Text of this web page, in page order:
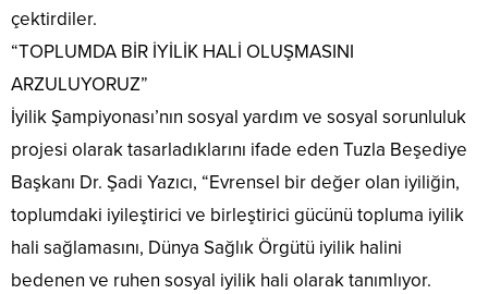
çektirdiler.
“TOPLUMDA BİR İYİLİK HALİ OLUŞMASINI
ARZULUYORUZ”
İyilik Şampiyonası’nın sosyal yardım ve sosyal sorunluluk
projesi olarak tasarladıklarını ifade eden Tuzla Beşediye
Başkanı Dr. Şadi Yazıcı, “Evrensel bir değer olan iyiliğin,
toplumdaki iyileştirici ve birleştirici gücünü topluma iyilik
hali sağlamasını, Dünya Sağlık Örgütü iyilik halini
bedenen ve ruhen sosyal iyilik hali olarak tanımlıyor.